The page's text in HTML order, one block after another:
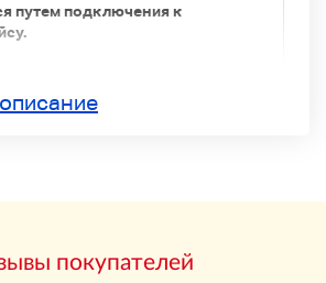
путем подключения к
царапин, царапин и грязи.
x2
покупателей